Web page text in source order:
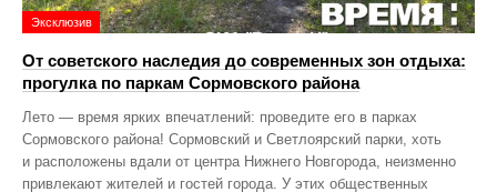
Эксклюзив
От советского наследия до современных зон отдыха:
прогулка по паркам Сормовского района
Лето — время ярких впечатлений: проведите его в парках
Сормовского района! Сормовский и Светлоярский парки, хоть
и расположены вдали от центра Нижнего Новгорода, неизменно
привлекают жителей и гостей города. У этих общественных